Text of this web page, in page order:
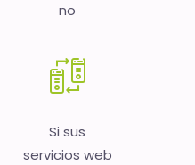
no
Si sus
servicios web